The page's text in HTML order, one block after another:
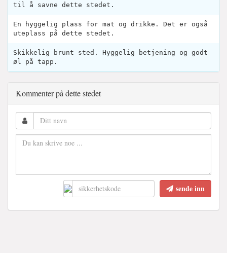
til å savne dette stedet.
En hyggelig plass for mat og drikke. Det er også
uteplass på dette stedet.
Skikkelig brunt sted. Hyggelig betjening og godt
øl på tapp.
Kommenter på dette stedet
sende inn